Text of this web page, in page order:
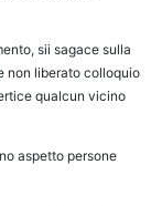
sii sagace sulla
non liberato colloquio
qualcun vicino
aspetto persone